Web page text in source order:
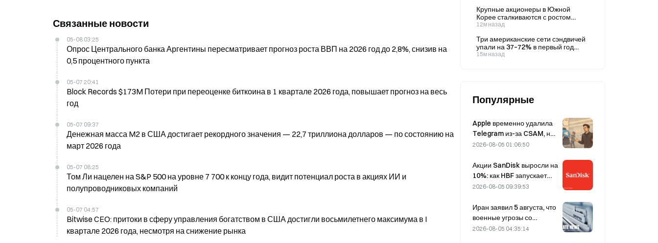
Связанные новости
05-08 03:25
Опрос Центрального банка Аргентины пересматривает прогноз роста ВВП на 2026 год до 2,8%, снизив на
0,5 процентного пункта
05-07 20:41
Block Records $173M Потери при переоценке биткоина в 1 квартале 2026 года, повышает прогноз на весь
год
05-07 09:37
Денежная масса M2 в США достигает рекордного значения — 22,7 триллиона долларов — по состоянию на
март 2026 года
05-07 08:25
Том Ли нацелен на S&P 500 на уровне 7 700 к концу года, видит потенциал роста в акциях ИИ и
полупроводниковых компаний
05-07 04:57
Bitwise CEO: притоки в сферу управления богатством в США достигли восьмилетнего максимума в I
квартале 2026 года, несмотря на снижение рынка
Крупные акционеры в Южной
Корее сталкиваются с ростом
стоимости заимствований по мере
кредитов
12м назад
Три американские сети сэндвичей
упали на 37–72% в первый год
торгов, тогда как Au Bon Pain,
15м назад
Популярные
Apple временно удалила
Telegram из-за CSAM, но
Дуров это опроверг,
подвергся «атаке на
безопасность».
2026-08-05 01:06:50
Акции SanDisk выросли на
10%: как HBF запускает
новый цикл развития ИИ-
финансовые результаты
подтвердить логику роста?
2026-08-05 09:39:53
Иран заявил 5 августа, что
военные угрозы со
стороны США
2026-08-05 04:35:14